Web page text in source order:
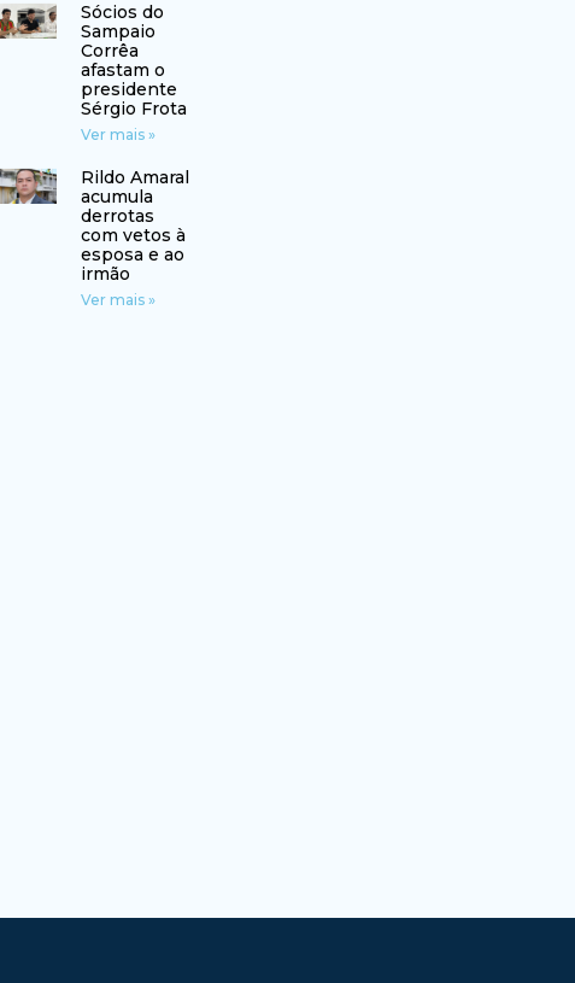
Sócios do
Sampaio
Corrêa
afastam o
presidente
Sérgio Frota
Ver mais »
Rildo Amaral
acumula
derrotas
com vetos à
esposa e ao
irmão
Ver mais »